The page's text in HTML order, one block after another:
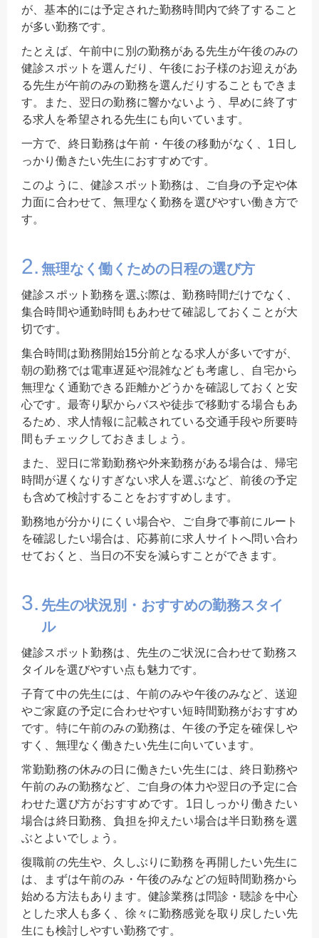
が、基本的には予定された勤務時間内で終了すること
が多い勤務です。
たとえば、午前中に別の勤務がある先生が午後のみの
健診スポットを選んだり、午後にお子様のお迎えがあ
る先生が午前のみの勤務を選んだりすることもできま
す。また、翌日の勤務に響かないよう、早めに終了す
る求人を希望される先生にも向いています。
一方で、終日勤務は午前・午後の移動がなく、1日し
っかり働きたい先生におすすめです。
このように、健診スポット勤務は、ご自身の予定や体
力面に合わせて、無理なく勤務を選びやすい働き方で
す。
2. 無理なく働くための日程の選び方
健診スポット勤務を選ぶ際は、勤務時間だけでなく、
集合時間や通勤時間もあわせて確認しておくことが大
切です。
集合時間は勤務開始15分前となる求人が多いですが、
朝の勤務では電車遅延や混雑なども考慮し、自宅から
無理なく通勤できる距離かどうかを確認しておくと安
心です。最寄り駅からバスや徒歩で移動する場合もあ
るため、求人情報に記載されている交通手段や所要時
間もチェックしておきましょう。
また、翌日に常勤勤務や外来勤務がある場合は、帰宅
時間が遅くなりすぎない求人を選ぶなど、前後の予定
も含めて検討することをおすすめします。
勤務地が分かりにくい場合や、ご自身で事前にルート
を確認したい場合は、応募前に求人サイトへ問い合わ
せておくと、当日の不安を減らすことができます。
3. 先生の状況別・おすすめの勤務スタイ
ル
健診スポット勤務は、先生のご状況に合わせて勤務ス
タイルを選びやすい点も魅力です。
子育て中の先生には、午前のみや午後のみなど、送迎
やご家庭の予定に合わせやすい短時間勤務がおすすめ
です。特に午前のみの勤務は、午後の予定を確保しや
すく、無理なく働きたい先生に向いています。
常勤勤務の休みの日に働きたい先生には、終日勤務や
午前のみの勤務など、ご自身の体力や翌日の予定に合
わせた選び方がおすすめです。1日しっかり働きたい
場合は終日勤務、負担を抑えたい場合は半日勤務を選
ぶとよいでしょう。
復職前の先生や、久しぶりに勤務を再開したい先生に
は、まずは午前のみ・午後のみなどの短時間勤務から
始める方法もあります。健診業務は問診・聴診を中心
とした求人も多く、徐々に勤務感覚を取り戻したい先
生にも検討しやすい勤務です。